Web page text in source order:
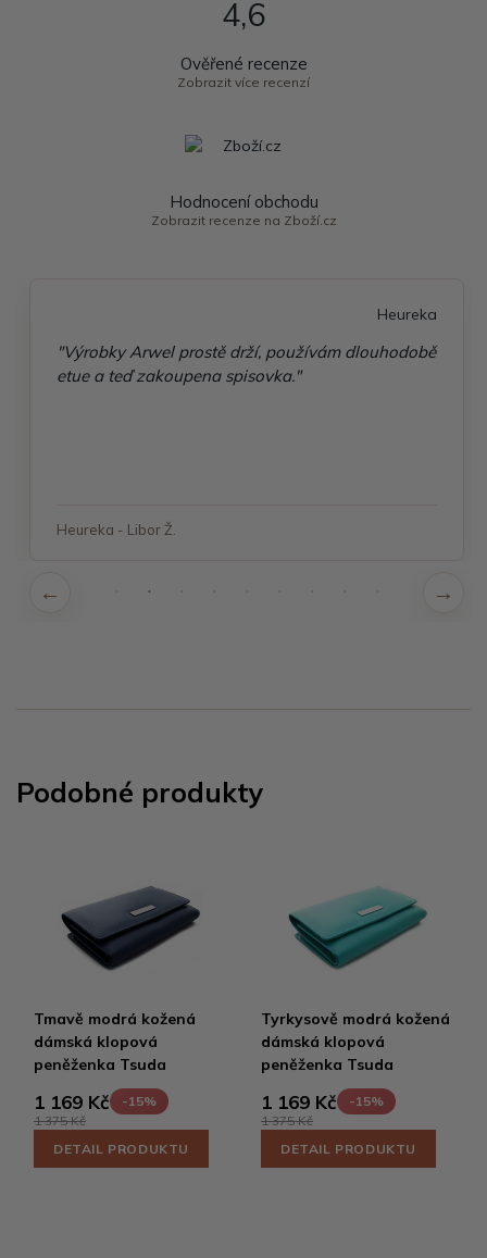
4,6
Ověřené recenze
Zobrazit více recenzí
Hodnocení obchodu
Zobrazit recenze na Zboží.cz
Heureka
"Výrobky Arwel prostě drží, používám dlouhodobě
etue a teď zakoupena spisovka."
Heureka - Libor Ž.
Podobné produkty
Tmavě modrá kožená
dámská klopová
peněženka Tsuda
1 169 Kč
-15%
1 375 Kč
DETAIL PRODUKTU
Tyrkysově modrá kožená
dámská klopová
peněženka Tsuda
1 169 Kč
-15%
1 375 Kč
DETAIL PRODUKTU